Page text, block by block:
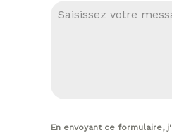
En envoyant ce